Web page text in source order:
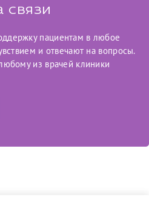
связи
пациентам в любое
и отвечают на вопросы.
из врачей клиники